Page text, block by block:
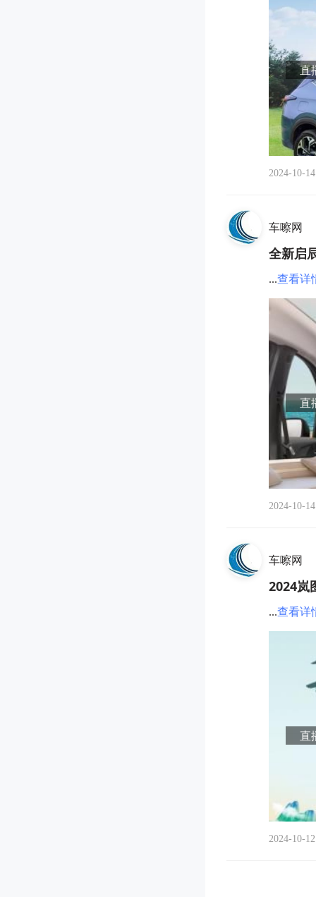
直
2024-10-14
车嚓网
全新启
...查看详
直
2024-10-14
车嚓网
2024岚
...查看详
直
2024-10-12